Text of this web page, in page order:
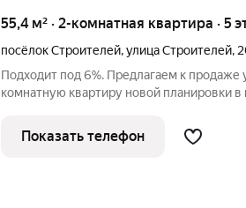
55,4 м² · 2-комнатная квартира · 5
посёлок Строителей,улица Строителей,
Подходит под 6%. Предлагаем к
комнатную квартиру новой планировки
5 Этаже. Сделан ремонт из качественных
установлены окна
Показать телефон